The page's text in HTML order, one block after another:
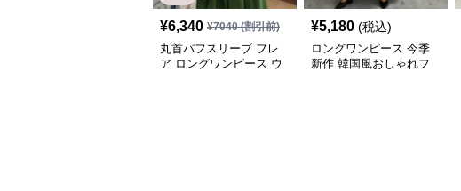
¥6,340 ¥7040(割引前)
丸首パフスリーブ フレ
ア ロングワンピース ウ
¥5,180 (税込)
ロングワンピース 今季
新作 韓国風おしゃれフ